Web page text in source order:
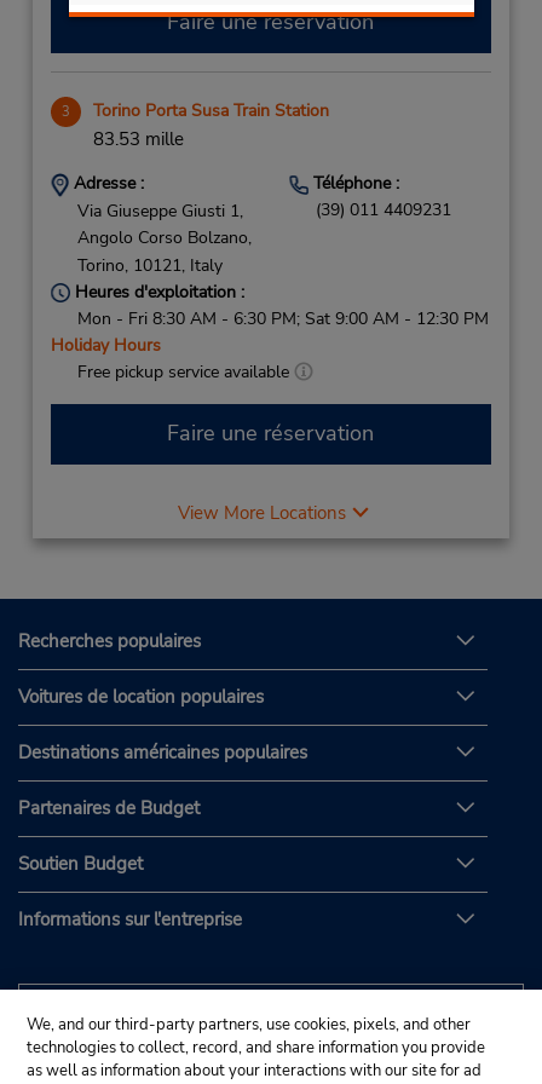
Faire une réservation
3 Torino Porta Susa Train Station
83.53 mille
Adresse :
Via Giuseppe Giusti 1,
Angolo Corso Bolzano,
Torino, 10121, Italy
Téléphone :
(39) 011 4409231
Heures d'exploitation :
Mon - Fri 8:30 AM - 6:30 PM; Sat 9:00 AM - 12:30 PM
Holiday Hours
Free pickup service available
Faire une réservation
View More Locations
Recherches populaires
Voitures de location populaires
Destinations américaines populaires
Partenaires de Budget
Soutien Budget
Informations sur l'entreprise
We, and our third-party partners, use cookies, pixels, and other
technologies to collect, record, and share information you provide
as well as information about your interactions with our site for ad